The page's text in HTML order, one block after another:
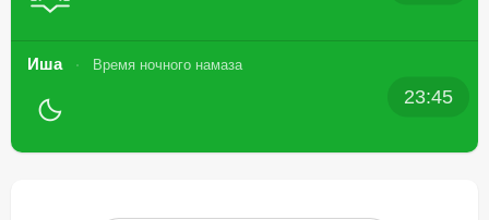
Иша Время ночного намаза
23:45